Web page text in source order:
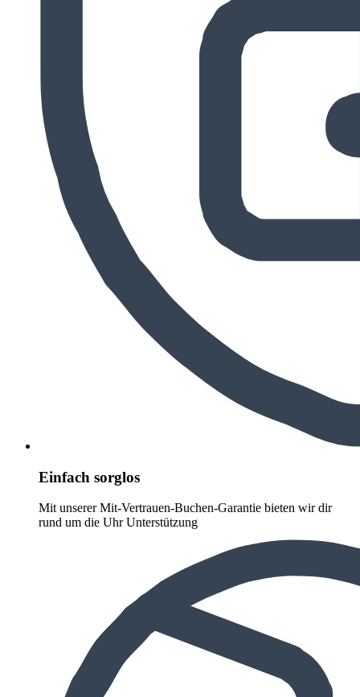
Einfach sorglos
Mit unserer Mit-Vertrauen-Buchen-Garantie bieten wir dir
rund um die Uhr Unterstützung